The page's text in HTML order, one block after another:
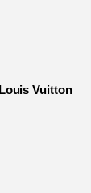
Vuitton